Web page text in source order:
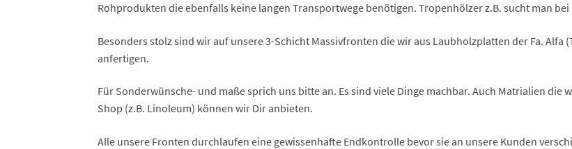
Rohprodukten die ebenfalls keine langen Transportwege benötigen. Tropenhölzer z.B. sucht man bei
Besonders stolz sind wir auf unsere 3-Schicht Massivfronten die wir aus Laubholzplatten der Fa. Alfa
anfertigen.
Für Sonderwünsche- und maße sprich uns bitte an. Es sind viele Dinge machbar. Auch Matrialien die
Shop (z.B. Linoleum) können wir Dir anbieten.
Alle unsere Fronten durchlaufen eine gewissenhafte Endkontrolle bevor sie an unsere Kunden